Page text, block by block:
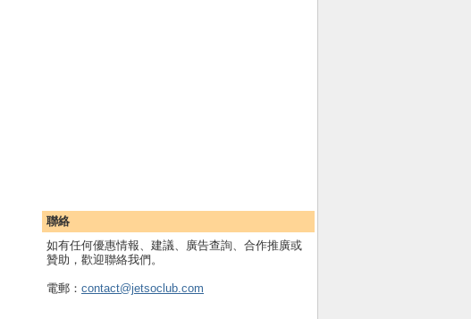
聯絡
如有任何優惠情報、建議、廣告查詢、合作推廣或
贊助，歡迎聯絡我們。
電郵： contact@jetsoclub.com